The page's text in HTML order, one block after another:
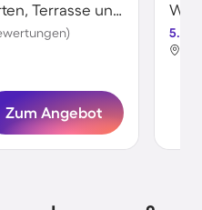
Bed & Breakfast mit Garten, Terrasse und Sauna | Bergblick
Zum Angebot
5.0